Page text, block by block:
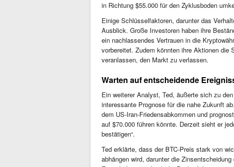
in Richtung $55.000 für den Zyklusboden
Einige Schlüsselfaktoren, darunter das
Ausblick. Große Investoren haben ihre
ein nachlassendes Vertrauen in die
vorbereitet. Zudem könnten ihre Aktionen die
veranlassen, den Markt zu verlassen.
Warten auf entscheidende
Ein weiterer Analyst, Ted, äußerte sich zu
interessante Prognose für die nahe Zukunft
dem US-Iran-Friedensabkommen und
auf $70.000 führen könnte. Derzeit sieht er
bestätigen“.
Ted erklärte, dass der BTC-Preis stark von
abhängen wird, darunter die